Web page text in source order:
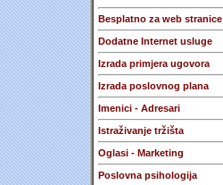
Besplatno za web stranice
Dodatne Internet usluge
Izrada primjera ugovora
Izrada poslovnog plana
Imenici - Adresari
Istraživanje tržišta
Oglasi - Marketing
Poslovna psihologija